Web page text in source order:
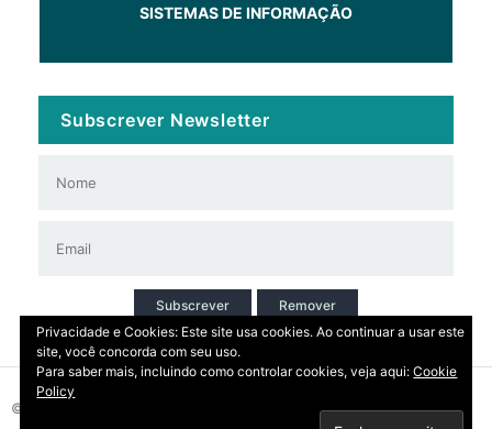
SISTEMAS DE INFORMAÇÃO
Subscrever Newsletter
Subscrever Remover
© 2026 Copyright: DIRT | CCDR Alentejo, I.P.
Privacidade e Cookies: Este site usa cookies. Ao continuar a usar este
site, você concorda com seu uso.
Para saber mais, incluindo como controlar cookies, veja aqui:Cookie
Policy